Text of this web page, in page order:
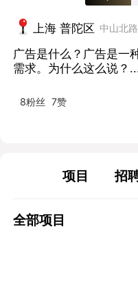
上海 普陀区 中山北
广告是什么？广告是一
需求。为什么这么说？
8粉丝 7赞
项目 招
全部项目